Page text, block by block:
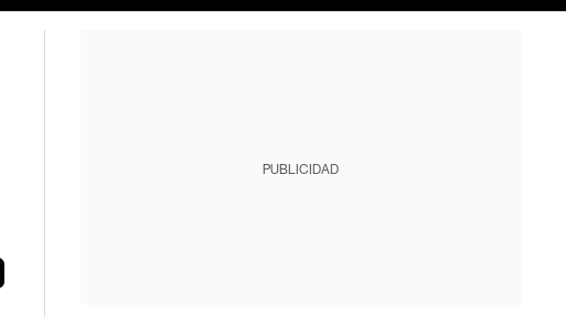
PUBLICIDAD